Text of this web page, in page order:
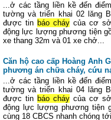
...ở các tầng liền kề đến
tường và triển khai 02 lăng
được tin báo cháy của cơ sở
động lực lượng phương tiện
xe thang 32m và 01 xe chở...
Căn hộ cao cấp Hoàng Anh
phương án chữa cháy, cứu
...ở các tầng liền kề đến
tường và triển khai 04 lăng
được tin báo cháy của cơ sở
động lực lượng phương tiện
cùng 18 CBCS nhanh chóng